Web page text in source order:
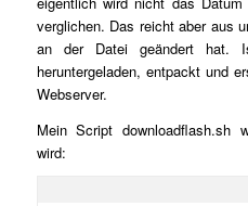
verglichen. Das reicht aber aus
an der Datei geändert hat.
heruntergeladen, entpackt und
Webserver.
Mein Script downloadflash.sh
wird: